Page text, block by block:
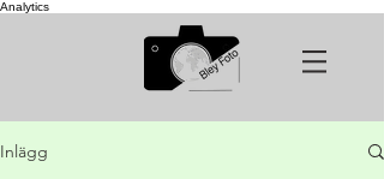
Analytics
Inlägg